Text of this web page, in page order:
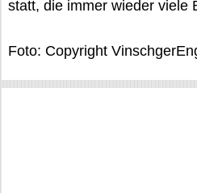
statt, die immer wieder viele
Foto: Copyright